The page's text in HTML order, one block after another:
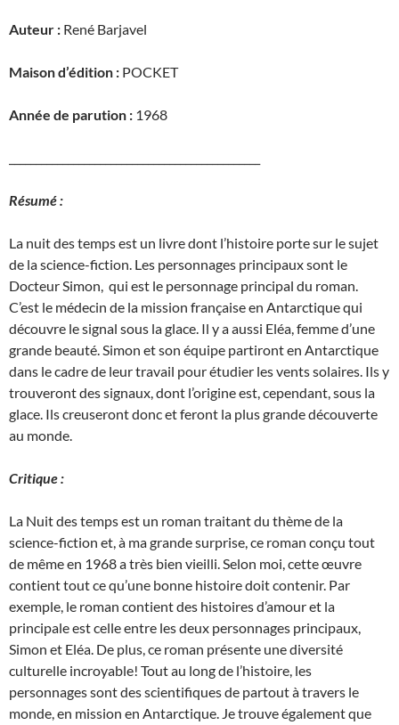
Auteur : René Barjavel
Maison d’édition : POCKET
Année de parution : 1968
Résumé :
La nuit des temps est un livre dont l’histoire porte sur le sujet
de la science-fiction. Les personnages principaux sont le
Docteur Simon, qui est le personnage principal du roman.
C’est le médecin de la mission française en Antarctique qui
découvre le signal sous la glace. Il y a aussi Eléa, femme d’une
grande beauté. Simon et son équipe partiront en Antarctique
dans le cadre de leur travail pour étudier les vents solaires. Ils y
trouveront des signaux, dont l’origine est, cependant, sous la
glace. Ils creuseront donc et feront la plus grande découverte
au monde.
Critique :
La Nuit des temps est un roman traitant du thème de la
science-fiction et, à ma grande surprise, ce roman conçu tout
de même en 1968 a très bien vieilli. Selon moi, cette œuvre
contient tout ce qu’une bonne histoire doit contenir. Par
exemple, le roman contient des histoires d’amour et la
principale est celle entre les deux personnages principaux,
Simon et Eléa. De plus, ce roman présente une diversité
culturelle incroyable! Tout au long de l’histoire, les
personnages sont des scientifiques de partout à travers le
monde, en mission en Antarctique. Je trouve également que